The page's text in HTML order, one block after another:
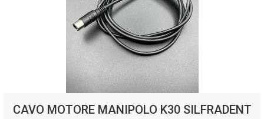
CAVO MOTORE MANIPOLO K30 SILFRADENT